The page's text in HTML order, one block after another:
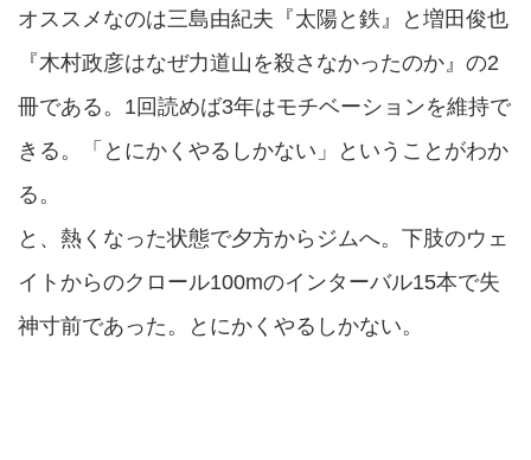
オススメなのは三島由紀夫『太陽と鉄』と増田俊也
『木村政彦はなぜ力道山を殺さなかったのか』の2
冊である。1回読めば3年はモチベーションを維持で
きる。「とにかくやるしかない」ということがわか
る。
と、熱くなった状態で夕方からジムへ。下肢のウェ
イトからのクロール100mのインターバル15本で失
神寸前であった。とにかくやるしかない。